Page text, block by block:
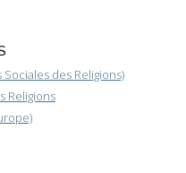
Sociales des Religions)
Religions